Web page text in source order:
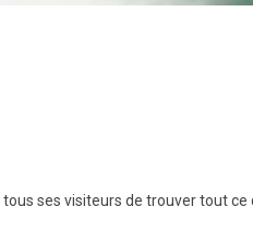
ses visiteurs de trouver tout ce